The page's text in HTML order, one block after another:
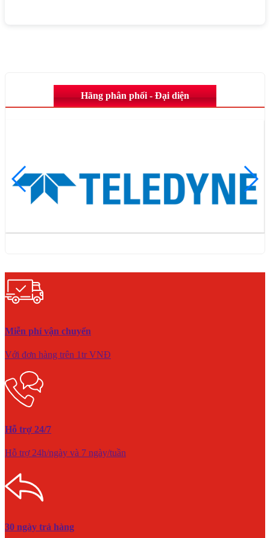
Hãng phân phối - Đại diện
Miễn phí vận chuyển
Với đơn hàng trên 1tr VNĐ
Hỗ trợ 24/7
Hỗ trợ 24h/ngày và 7 ngày/tuần
30 ngày trả hàng